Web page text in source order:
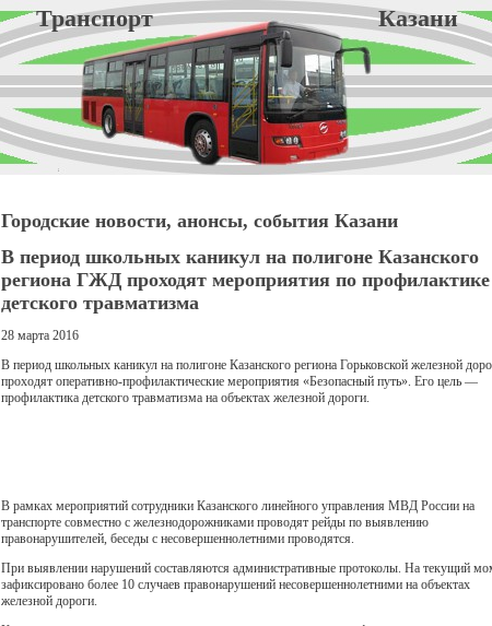
Транспорт Казани
Городские новости, анонсы, события Казани
В период школьных каникул на полигоне Казанского
региона ГЖД проходят мероприятия по профилактике
детского травматизма
28 марта 2016
В период школьных каникул на полигоне Казанского региона Горьковской железной
проходят оперативно-профилактические мероприятия «Безопасный путь». Его цель —
профилактика детского травматизма на объектах железной дороги.
В рамках мероприятий сотрудники Казанского линейного управления МВД России на
транспорте совместно с железнодорожниками проводят рейды по выявлению
правонарушителей, беседы с несовершеннолетними проводятся.
При выявлении нарушений составляются административные протоколы. На текущий
зафиксировано более 10 случаев правонарушений несовершеннолетними на объектах
железной дороги.